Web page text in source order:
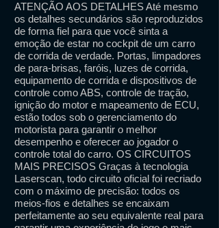
ATENÇÃO AOS DETALHES Até mesmo
os detalhes secundários são reproduzidos
de forma fiel para que você sinta a
emoção de estar no cockpit de um carro
de corrida de verdade. Portas, limpadores
de para-brisas, faróis, luzes de corrida,
equipamento de corrida e dispositivos de
controle como ABS, controle de tração,
ignição do motor e mapeamento de ECU,
estão todos sob o gerenciamento do
motorista para garantir o melhor
desempenho e oferecer ao jogador o
controle total do carro. OS CIRCUITOS
MAIS PRECISOS Graças à tecnologia
Laserscan, todo circuito oficial foi recriado
com o máximo de precisão: todos os
meios-fios e detalhes se encaixam
perfeitamente ao seu equivalente real para